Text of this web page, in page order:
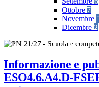
Ottobre 7
Novembre
Dicembre 2
Informazione e
ESO4.6.A4.D-